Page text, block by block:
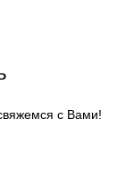
с Вами!